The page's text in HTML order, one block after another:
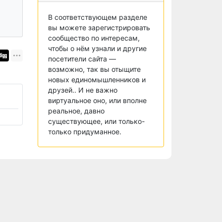
В соответствующем разделе
вы можете зарегистрировать
сообщество по интересам,
чтобы о нём узнали и другие
посетители сайта —
возможно, так вы отыщите
новых единомышленников и
друзей.. И не важно
виртуальное оно, или вполне
реальное, давно
существующее, или только-
только придуманное.